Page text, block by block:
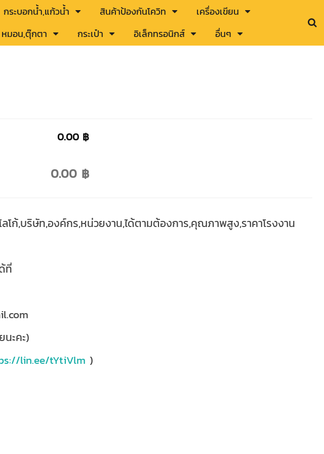
กระบอกน้ำ,แก้วน้ำ สินค้าป้องกันโควิท
เครื่องเขียน
หมอน,ตุ๊กตา กระเป๋า อิเล็กทรอนิกส์ อื่นๆ
0.00 ฿
0.00 ฿
ก้,บริษัท,องค์กร,หน่วยงาน,ได้ตามต้องการ,คุณภาพสูง,ราคาโรงงาน
ที่
ะคะ)
lin.ee/tYtiVlm )